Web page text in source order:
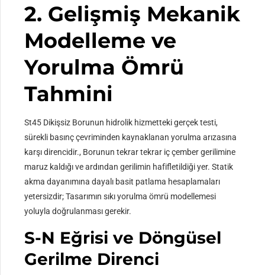
2. Gelişmiş Mekanik
Modelleme ve
Yorulma Ömrü
Tahmini
St45 Dikişsiz Borunun hidrolik hizmetteki gerçek testi,
sürekli basınç çevriminden kaynaklanan yorulma arızasına
karşı direncidir., Borunun tekrar tekrar iç çember gerilimine
maruz kaldığı ve ardından gerilimin hafifletildiği yer. Statik
akma dayanımına dayalı basit patlama hesaplamaları
yetersizdir; Tasarımın sıkı yorulma ömrü modellemesi
yoluyla doğrulanması gerekir.
S-N Eğrisi ve Döngüsel
Gerilme Direnci